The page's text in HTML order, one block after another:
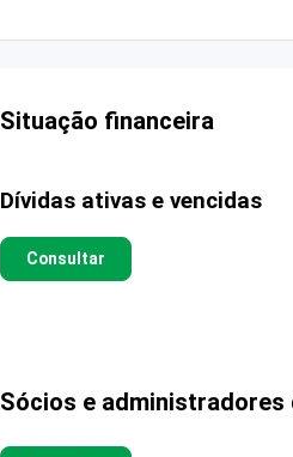
Situação financeira
Dívidas ativas e vencidas
Consultar
Sócios e administradores